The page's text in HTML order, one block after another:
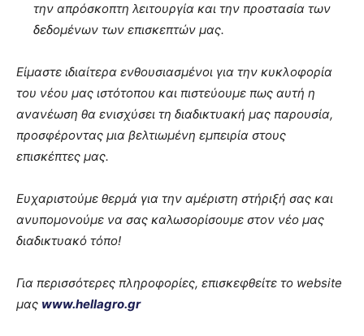
την απρόσκοπτη λειτουργία και την προστασία των
δεδομένων των επισκεπτών μας.
Είμαστε ιδιαίτερα ενθουσιασμένοι για την κυκλοφορία
του νέου μας ιστότοπου και πιστεύουμε πως αυτή η
ανανέωση θα ενισχύσει τη διαδικτυακή μας παρουσία,
προσφέροντας μια βελτιωμένη εμπειρία στους
επισκέπτες μας.
Ευχαριστούμε θερμά για την αμέριστη στήριξή σας και
ανυπομονούμε να σας καλωσορίσουμε στον νέο μας
διαδικτυακό τόπο!
Για περισσότερες πληροφορίες, επισκεφθείτε το website
μας www.hellagro.gr